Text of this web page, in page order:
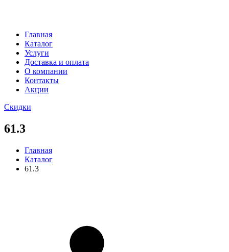
Главная
Каталог
Услуги
Доставка и оплата
О компании
Контакты
Акции
Скидки
61.3
Главная
Каталог
61.3